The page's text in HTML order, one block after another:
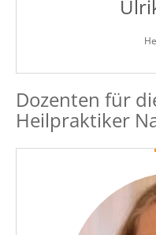
Dozenten für
Heilpraktiker